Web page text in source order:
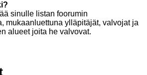
sinulle listan foorumin
mukaanluettuna ylläpitäjät, valvojat ja
alueet joita he valvovat.